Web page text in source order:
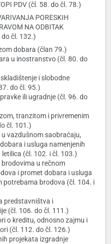
PDV (čl. 58. do čl. 78.)
PORESKIH
NA ODBITAK
do čl. 132.)
dobara (član 79.)
u inostranstvo (čl. 80. do
i slobodne
do čl. 95.)
ili ugradnje (čl. 96. do
tranzitom i privremenim
čl. 101.)
vazdušnom saobraćaju,
i usluga namenjenih
(čl. 102. i čl. 103.)
u rečnom
i promet dobara i usluga
potrebama brodova (čl. 104. i
predstavništva i
(čl. 106. do čl. 111.)
o kreditu, odnosno zajmu i
(čl. 112. do čl. 126.)
projekata izgradnje